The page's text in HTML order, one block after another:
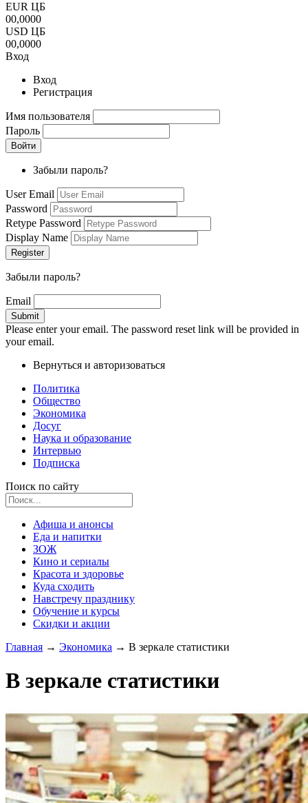
EUR ЦБ
00,0000
USD ЦБ
00,0000
Вход
Вход
Регистрация
Имя пользователя
Пароль
Забыли пароль?
User Email
Password
Retype Password
Display Name
Забыли пароль?
Email
Please enter your email. The password reset link will be provided in
your email.
Вернуться и авторизоваться
Политика
Общество
Экономика
Досуг
Наука и образование
Интервью
Подписка
Поиск по сайту
Афиша и анонсы
Еда и напитки
ЗОЖ
Кино и сериалы
Красота и здоровье
Куда сходить
Навстречу празднику
Обучение и курсы
Скидки и акции
Главная → Экономика → В зеркале статистики
В зеркале статистики